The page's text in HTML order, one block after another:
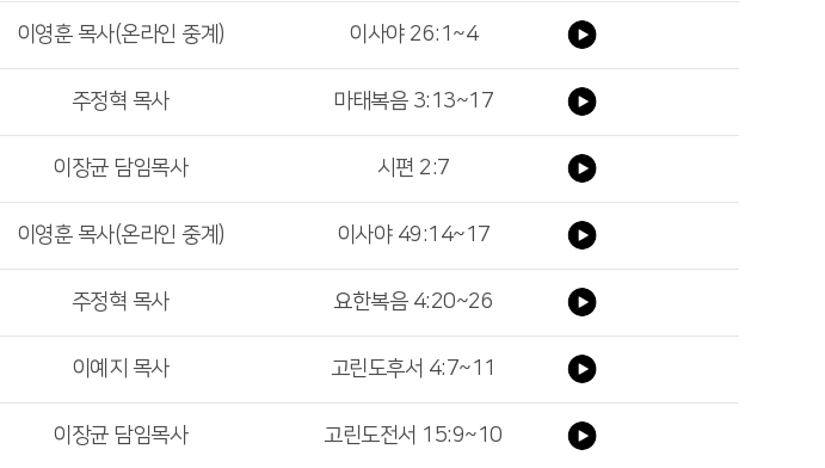
이영훈 목사(온라인 중계) 이사야 26:1~4
주정혁 목사 마태복음 3:13~17
이장균 담임목사 시편 2:7
이영훈 목사(온라인 중계) 이사야 49:14~17
주정혁 목사 요한복음 4:20~26
이예지 목사 고린도후서 4:7~11
이장균 담임목사 고린도전서 15:9~10